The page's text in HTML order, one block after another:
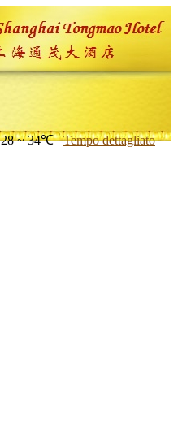
28 ~ 34℃ Tempo dettagliato